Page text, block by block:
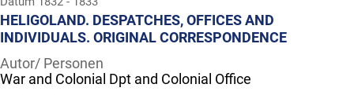
HELIGOLAND. DESPATCHES, OFFICES AND
INDIVIDUALS. ORIGINAL CORRESPONDENCE
Autor/ Personen
War and Colonial Dpt and Colonial Office